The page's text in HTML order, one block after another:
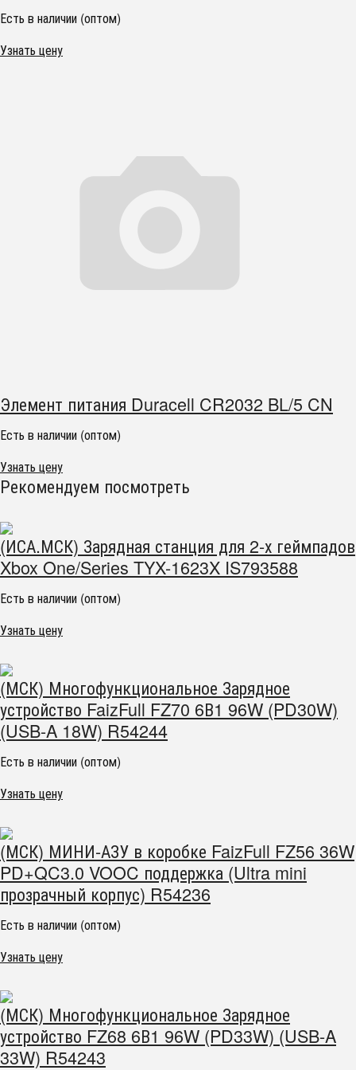
Есть в наличии (оптом)
Узнать цену
Элемент питания Duracell CR2032 BL/5 CN
Есть в наличии (оптом)
Узнать цену
Рекомендуем посмотреть
(ИСА.МСК) Зарядная станция для 2-х геймпадов
Xbox One/Series TYX-1623X IS793588
Есть в наличии (оптом)
Узнать цену
(МСК) Многофункциональное Зарядное
устройство FaizFull FZ70 6В1 96W (PD30W)
(USB-A 18W) R54244
Есть в наличии (оптом)
Узнать цену
(МСК) МИНИ-АЗУ в коробке FaizFull FZ56 36W
PD+QC3.0 VOOC поддержка (Ultra mini
прозрачный корпус) R54236
Есть в наличии (оптом)
Узнать цену
(МСК) Многофункциональное Зарядное
устройство FZ68 6В1 96W (PD33W) (USB-A
33W) R54243